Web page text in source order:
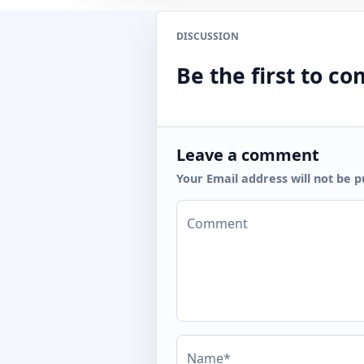
DISCUSSION
Be the first to
Leave a comment
Your Email address will not be
Comment
Name*